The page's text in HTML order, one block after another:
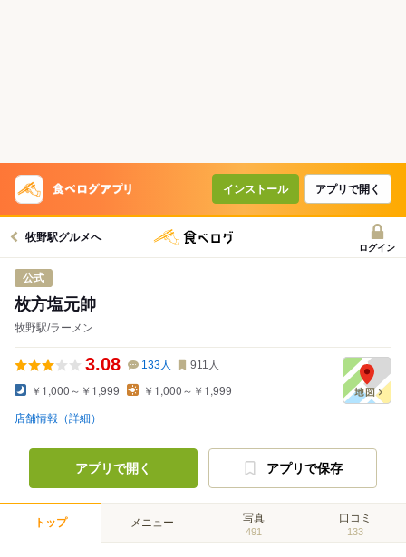
インストール アプリで開く
牧野駅グルメへ
ログイン
公式
枚方塩元帥
牧野駅/ラーメン
3.08 133人 911 人
￥1,000～￥1,999 ￥1,000～￥1,999
店舗情報（詳細）
アプリで開く アプリで保存
トップ メニュー 写真
491
口コミ
133